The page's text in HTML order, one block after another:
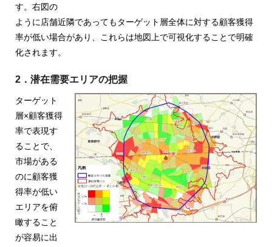
GIS・
シ
ス
テ
ム
|
ESRI
紹
介
す。右図の
ように店舗近隣であってもターゲット層全体に対する顧客獲得
率が低い場合があり、これらは地図上で可視化することで明確
化されます。
2．潜在需要エリアの把握
ターゲット
層×顧客獲得
率で表現す
ることで、
市場がある
のに顧客獲
得率が低い
エリアを俯
瞰すること
が容易に出